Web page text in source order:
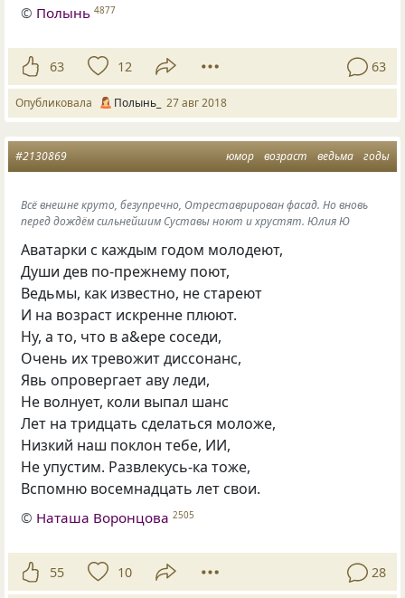
© Полынь 4877
63 12 63
Опубликовала Полынь_ 27 авг 2018
юмор возраст ведьма годы
#2130869
Всё внешне круто, безупречно, Отреставрирован фасад. Но вновь
перед дождём сильнейшим Суставы ноют и хрустят. Юлия Ю
Аватарки с каждым годом молодеют,
Души дев по-прежнему поют,
Ведьмы, как известно, не стареют
И на возраст искренне плюют.
Ну, а то, что в а&ере соседи,
Очень их тревожит диссонанс,
Явь опровергает аву леди,
Не волнует, коли выпал шанс
Лет на тридцать сделаться моложе,
Низкий наш поклон тебе, ИИ,
Не упустим. Развлекусь-ка тоже,
Вспомню восемнадцать лет свои.
© Наташа Воронцова 2505
55 10 28